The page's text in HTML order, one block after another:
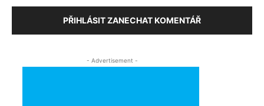
PŘIHLÁSIT ZANECHAT KOMENTÁŘ
- Advertisement -